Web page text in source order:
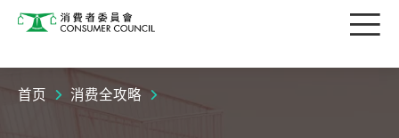
消费者委员会 目
首页 消费全攻略